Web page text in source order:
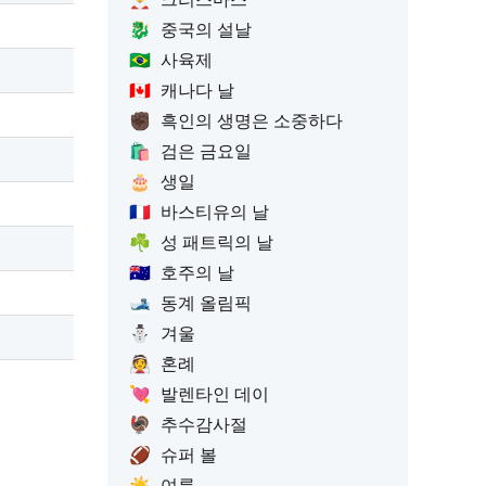
🐉
중국의 설날
🇧🇷 사육제
🇨🇦 캐나다 날
✊🏿 흑인의 생명은 소중하다
🛍️
검은 금요일
🎂
생일
🇫🇷 바스티유의 날
☘️ 성 패트릭의 날
🇦🇺 호주의 날
🎿 동계 올림픽
⛄
겨울
👰 혼례
💘 발렌타인 데이
🦃
추수감사절
🏈 슈퍼 볼